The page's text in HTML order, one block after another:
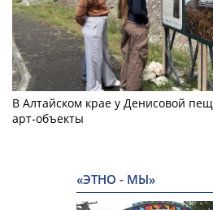
В Алтайском крае у Денисовой
арт-объекты
«ЭТНО - МЫ»